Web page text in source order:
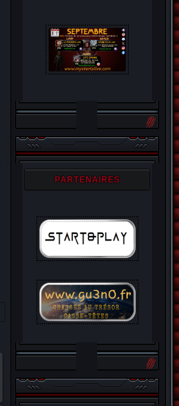
PARTENAIRES